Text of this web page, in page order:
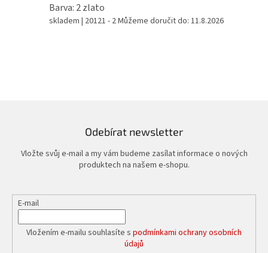
Barva: 2 zlato
skladem | 20121 - 2Můžeme doručit do: 11.8.2026
Odebírat newsletter
Vložte svůj e-mail a my vám budeme zasílat informace o nových
produktech na našem e-shopu.
E-mail
Vložením e-mailu souhlasíte s podmínkami ochrany osobních
údajů